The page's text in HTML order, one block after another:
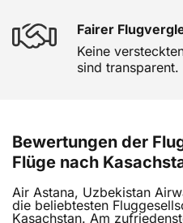
Fairer
Keine
sind transparent.
Bewertungen der
Flüge nach
Air Astana, Uzbekistan
die beliebtesten
Kasachstan. Am